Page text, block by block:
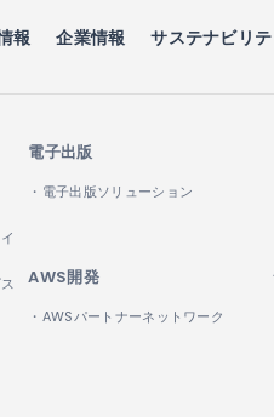
報 企業情報 サステナビリテ
電子出版
・電子出版ソリューション
AWS開発
・AWSパートナーネットワーク